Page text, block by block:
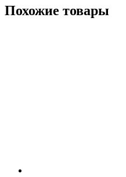
Похожие товары